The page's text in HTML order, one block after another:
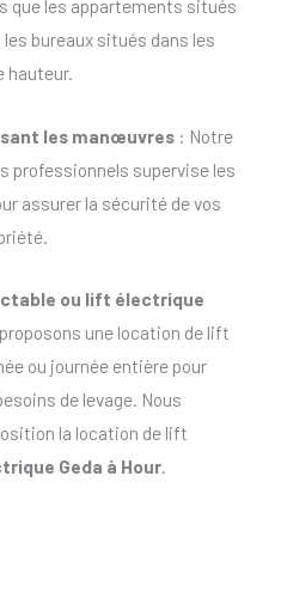
que les appartements situés
les bureaux situés dans les
hauteur.
les manœuvres: Notre
professionnels supervise les
assurer la sécurité de vos
ou lift électrique
une location de lift
ou journée entière pour
de levage. Nous
la location de lift
Geda à Hour.